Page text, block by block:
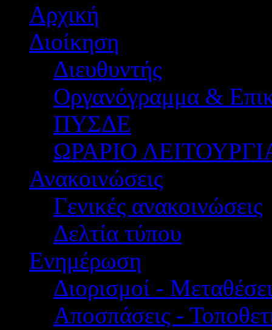
Αρχική
Διοίκηση
Διευθυντής
Οργανόγραμμα &
ΠΥΣΔΕ
ΩΡΑΡΙΟ
Ανακοινώσεις
Γενικές ανακοινώσεις
Δελτία τύπου
Ενημέρωση
Διορισμοί -
Αποσπάσεις -